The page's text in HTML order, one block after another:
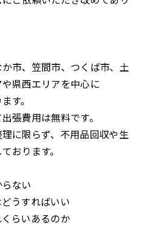
市、笠間市、つくば市、土
県西エリアを中心に
す。
張費用は無料です。
に限らず、不用品回収や生
おります。
ない
うすればいい
らいあるのか